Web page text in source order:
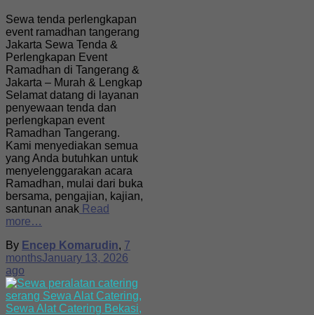
Sewa tenda perlengkapan
event ramadhan tangerang
Jakarta Sewa Tenda &
Perlengkapan Event
Ramadhan di Tangerang &
Jakarta – Murah & Lengkap
Selamat datang di layanan
penyewaan tenda dan
perlengkapan event
Ramadhan Tangerang.
Kami menyediakan semua
yang Anda butuhkan untuk
menyelenggarakan acara
Ramadhan, mulai dari buka
bersama, pengajian, kajian,
santunan anak Read
more…
By Encep Komarudin, 7
monthsJanuary 13, 2026
ago